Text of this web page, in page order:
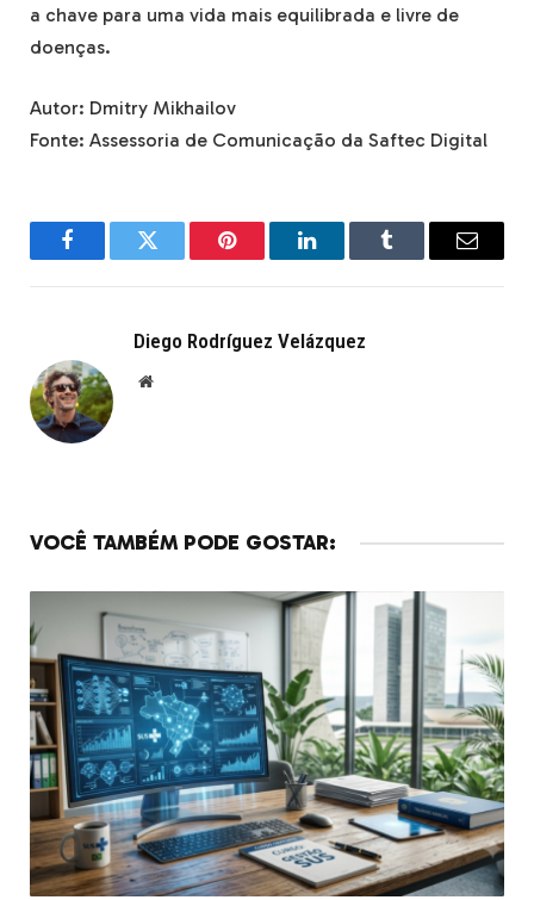
a chave para uma vida mais equilibrada e livre de
doenças.
Autor: Dmitry Mikhailov
Fonte: Assessoria de Comunicação da Saftec Digital
FacebookTwitter Pinterest LinkedInTumblr Email
Diego Rodríguez Velázquez
Website
VOCÊ TAMBÉM PODE GOSTAR: